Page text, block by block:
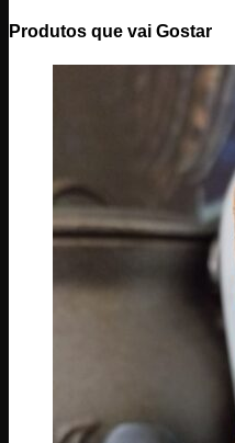
Produtos que vai Gostar